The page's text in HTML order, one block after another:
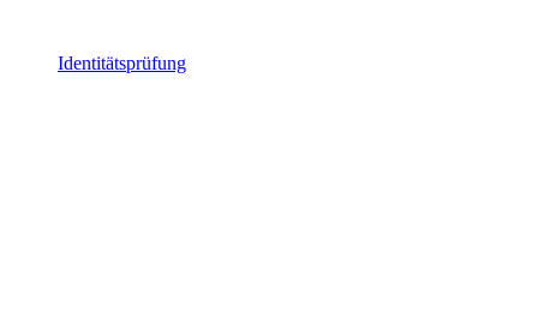
Identitätsprüfung